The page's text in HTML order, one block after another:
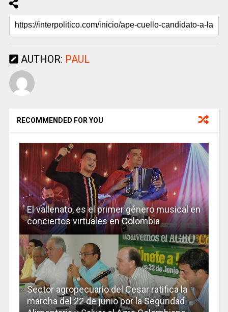
AUTHOR: PAUL
RECOMMENDED FOR YOU
El vallenato, es el primer género musical en
conciertos virtuales en Colombia
Sector agropecuario del Cesar ratifica la
marcha del 22 de junio por la Seguridad